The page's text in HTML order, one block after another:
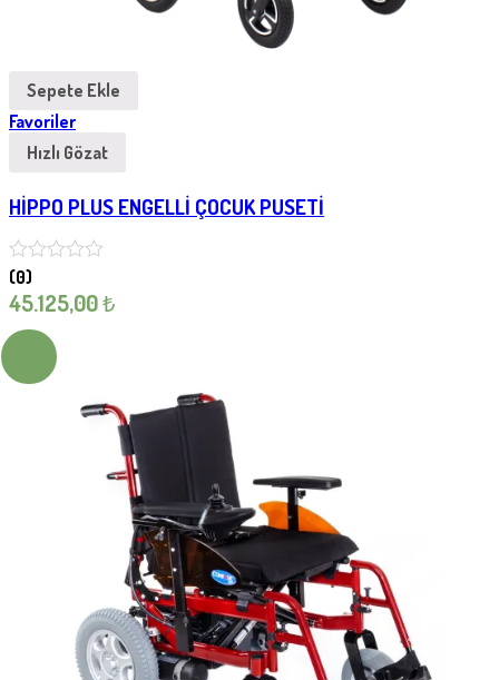
Sepete Ekle
Favoriler
Hızlı Gözat
HİPPO PLUS ENGELLİ ÇOCUK PUSETİ
(0)
45.125,00₺